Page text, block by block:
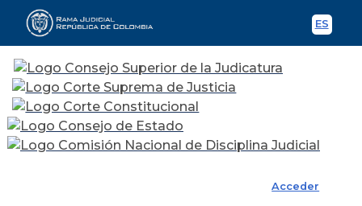
ES
Acceder